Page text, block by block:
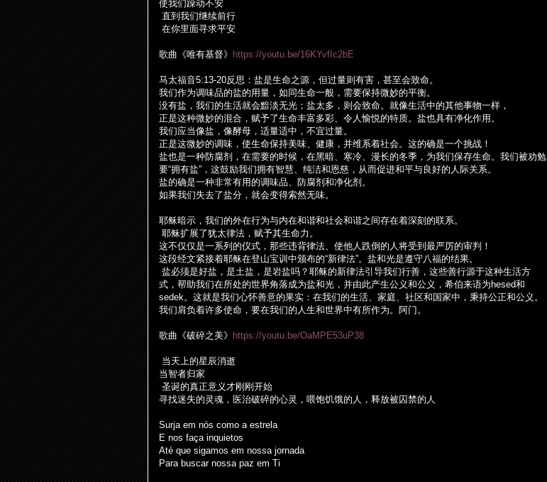
使我们躁动不安
直到我们继续前行
在你里面寻求平安
歌曲《唯有基督》 https://youtu.be/16KYvfIc2bE
马太福音5:13-20反思： 盐是生命之源，但过量则 有害，甚至会致命。
我们作为调味品的盐的用量，如同生命一般，需要保持微妙的平衡。
没有盐 ，我们的生活就会黯淡无光； 盐太多， 则 会致命。就像生活中的其他事物一样 ，
正是这种微妙的混合， 赋予了生命丰富多彩、令人愉悦的特质。 盐也具有净化作用。
我们应当像盐 ，像酵母，适量适中，不宜过量。
正是这微妙的调味，使生命保持美味、健康，并维系着社会。 这的确是一个挑战 ！
盐也是一种防腐剂 ，在需要的时候，在黑暗、寒冷、漫长的冬季， 为我们保存生命。我们被劝勉
要“拥有盐”， 这鼓励我们拥有智慧、 纯洁和恩慈，从而促进和平与良好的人 际关系。
盐的确是一种非常有用的调味品、防腐剂 和净化剂 。
如果我们失去了盐分，就会变得索然无味。
耶稣暗示，我们的外在行为与内在和谐和社会和谐之 间存在着深刻的联系。
耶稣扩展了犹太律法， 赋予其生命力。
这不仅仅是一系列的仪式，那些违背律法、使他人跌倒的人将受到最严厉的审判！
这段经文紧接着耶稣在登山宝训 中颁布的“新律法”。 盐和光是遵守八福的结果。
盐必须是好盐 ，是土盐 ，是岩盐吗 ？耶稣的新律法引 导我们行善， 这些善行源于这种生活方
式，帮助我们在所处的世界角落成为盐和光，并由此产生公义和公义 ，希伯来语为 hesed和
sedek。 这就是我们心怀善意的果实 ：在我们的生活、家庭、社区和国家中，秉持公正和公义 。
我们肩负着许多使命，要在我们的人生和世界中有所作为。阿门。
歌曲《破碎之美》 https://youtu.be/OaMPE53uP38
当天上的星辰消逝
当智者归家
圣诞的真正意义才刚刚 开始
寻找迷失的灵魂，医治破碎的心灵，喂饱饥饿的人， 释放被囚禁的人
Surja em nós como a estrela
E nos faça inquietos
Até que sigamos em nossa jornada
Para buscar nossa paz em Ti